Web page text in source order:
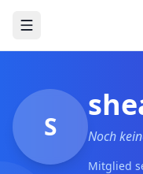
Zum Hauptinhalt
S Noch
Mitglied